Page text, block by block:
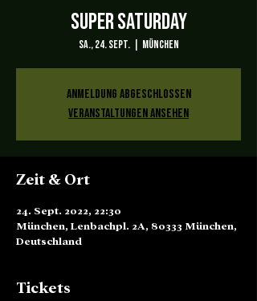
Super Saturday
Sa., 24. Sept.
  |
München
Anmeldung abgeschlossen
Veranstaltungen ansehen
Zeit & Ort
24. Sept. 2022, 22:30
München, Lenbachpl. 2A, 80333 München,
Deutschland
Tickets